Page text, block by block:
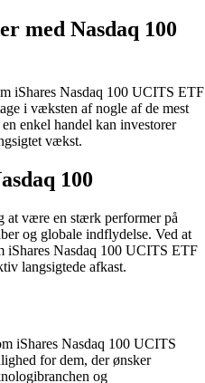
med Nasdaq 100
iShares Nasdaq 100 UCITS ETF
i væksten af nogle af de mest
enkel handel kan investorer
vækst.
100
at være en stærk performer på
og globale indflydelse. Ved at
iShares Nasdaq 100 UCITS ETF
langsigtede afkast.
iShares Nasdaq 100 UCITS
for dem, der ønsker
og